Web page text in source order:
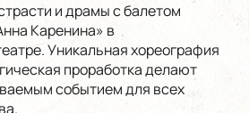
и драмы с балетом
Каренина» в
Уникальная хореография
проработка делают
событием для всех